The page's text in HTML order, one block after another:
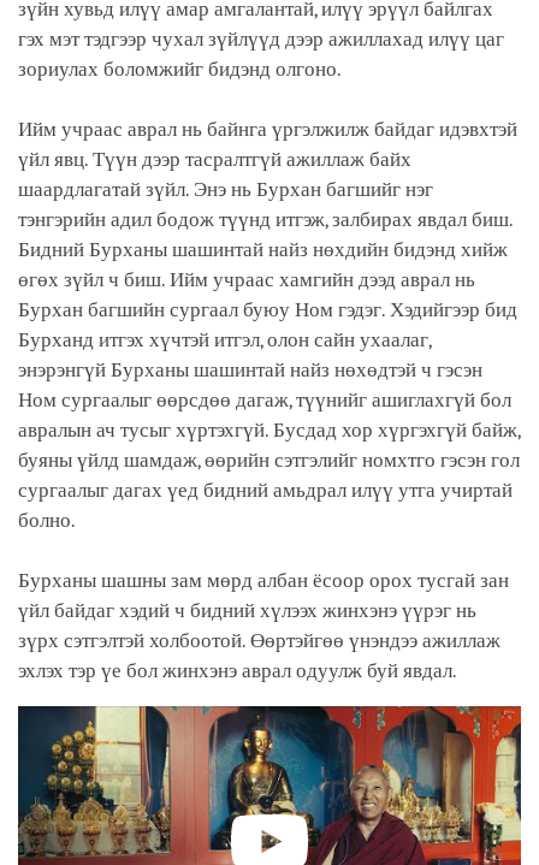
зүйн хувьд илүү амар амгалантай, илүү эрүүл байлгах
гэх мэт тэдгээр чухал зүйлүүд дээр ажиллахад илүү цаг
зориулах боломжийг бидэнд олгоно.
Ийм учраас аврал нь байнга үргэлжилж байдаг идэвхтэй
үйл явц. Түүн дээр тасралтгүй ажиллаж байх
шаардлагатай зүйл. Энэ нь Бурхан багшийг нэг
тэнгэрийн адил бодож түүнд итгэж, залбирах явдал биш.
Бидний Бурханы шашинтай найз нөхдийн бидэнд хийж
өгөх зүйл ч биш. Ийм учраас хамгийн дээд аврал нь
Бурхан багшийн сургаал буюу Ном гэдэг. Хэдийгээр бид
Бурханд итгэх хүчтэй итгэл, олон сайн ухаалаг,
энэрэнгүй Бурханы шашинтай найз нөхөдтэй ч гэсэн
Ном сургаалыг өөрсдөө дагаж, түүнийг ашиглахгүй бол
авралын ач тусыг хүртэхгүй. Бусдад хор хүргэхгүй байж,
буяны үйлд шамдаж, өөрийн сэтгэлийг номхтго гэсэн гол
сургаалыг дагах үед бидний амьдрал илүү утга учиртай
болно.
Бурханы шашны зам мөрд албан ёсоор орох тусгай зан
үйл байдаг хэдий ч бидний хүлээх жинхэнэ үүрэг нь
зүрх сэтгэлтэй холбоотой. Өөртэйгөө үнэндээ ажиллаж
эхлэх тэр үе бол жинхэнэ аврал одуулж буй явдал.